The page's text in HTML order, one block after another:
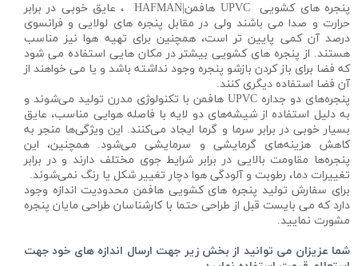
پنجره های کشویی UPVC هافمن|HAFMAN ، عایق خوبی در برابر
حرارت و صدا می باشند ولی در مقابل پنجره های لولایی و فرانسوی
درصد آن کمی پایین تر است، همچنین برای تهیه هوا نیز مناسب
هستند. از پنجره های کشویی بیشتر در مکان هایی استفاده می شود
که فضا برای باز کردن بازشو پنجره وجود نداشته باشد و یا می خواهند از
آن فضا استفاده دیگری کنند.
پنجره‌های دو جداره UPVC هافمن با تکنولوژی مدرن تولید می‌شوند و
به دلیل استفاده از شیشه‌های دو لایه با فاصله هوایی مناسب، عایق
بسیار خوبی در برابر سرما و گرما ایجاد می‌کنند. این ویژگی‌ها منجر به
کاهش هزینه‌های گرمایشی و سرمایشی می‌شود. همچنین، این
پنجره‌ها مقاومت بالایی در برابر شرایط جوی مختلف دارند و در برابر
تغییرات دما، رطوبت و آلودگی هوا دچار تغییر شکل یا رنگ نمی‌شوند.
برای سفارش تولید پنجره های کشویی هافمن محدودیت اندازه وجود
دارد که می بایست قبل از طراحی حتما با کارشناسان طراحی مایان پنجره
مشورت نمایید.
شما عزیزان می توانید از بخش زیر جهت ارسال اندازه های خود جهت